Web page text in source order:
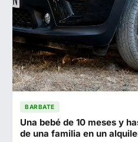
BARBATE
Una bebé de 10 meses y
de una familia en un